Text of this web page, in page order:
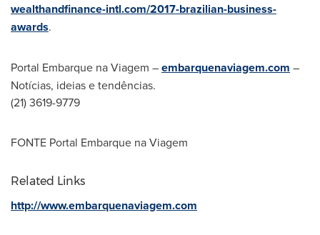
wealthandfinance-intl.com/2017-brazilian-business-
awards.
Portal Embarque na Viagem –embarquenaviagem.com –
Notícias, ideias e tendências.
(21) 3619-9779
FONTE Portal Embarque na Viagem
Related Links
http://www.embarquenaviagem.com